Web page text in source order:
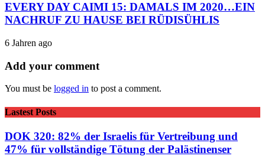
EVERY DAY CAIMI 15: DAMALS IM 2020…EIN
NACHRUF ZU HAUSE BEI RÜDISÜHLIS
6 Jahren ago
Add your comment
You must be logged in to post a comment.
Lastest Posts
DOK 320: 82% der Israelis für Vertreibung und
47% für vollständige Tötung der Palästinenser